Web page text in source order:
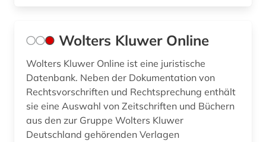
Wolters Kluwer Online
Wolters Kluwer Online ist eine juristische
Datenbank. Neben der Dokumentation von
Rechtsvorschriften und Rechtsprechung enthält
sie eine Auswahl von Zeitschriften und Büchern
aus den zur Gruppe Wolters Kluwer
Deutschland gehörenden Verlagen